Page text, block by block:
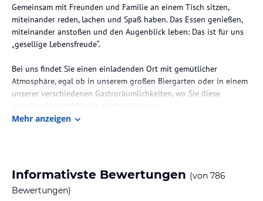
Gemeinsam mit Freunden und Familie an einem Tisch sitzen,
miteinander reden, lachen und Spaß haben. Das Essen genießen,
miteinander anstoßen und den Augenblick leben: Das ist für uns
„gesellige Lebensfreude“.
Bei uns findet Sie einen einladenden Ort mit gemütlicher
Atmosphäre, egal ob in unserem großen Biergarten oder in einem
unserer verschiedenen Gastroräumlichkeiten, wo Sie diese
gesellige Lebensfreunde erleben können.
wunderschönem, historischem Stadtzentrum entfernt.
Zimmer / Unterbringung im Hotel
Mehr anzeigen
Informativste Bewertungen (von 786
Bewertungen)